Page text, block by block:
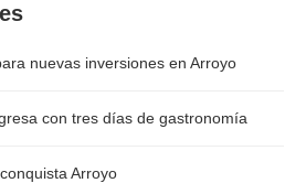
nuevas inversiones en Arroyo
con tres días de gastronomía
Arroyo